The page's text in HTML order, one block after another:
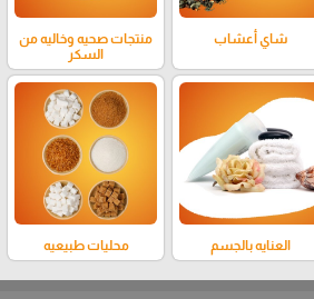
شاي أعشاب
منتجات صحيه وخاليه من
السكر
العنايه بالجسم محليات طبيعيه